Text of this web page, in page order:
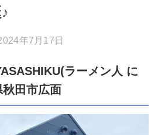
年7月17日
ラーメン人 に
田市広面